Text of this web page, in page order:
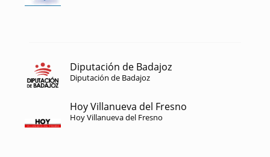
Diputación de Badajoz
Diputación de Badajoz
Hoy Villanueva del Fresno
Hoy Villanueva del Fresno